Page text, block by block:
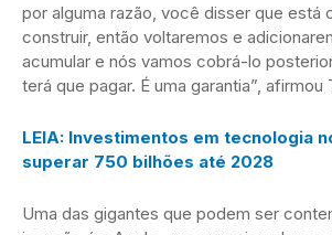
por alguma razão, você disser que está
construir, então voltaremos e
acumular e nós vamos cobrá-lo
terá que pagar. É uma garantia”, afirmou
LEIA: Investimentos em tecnologia
superar 750 bilhões até 2028
Uma das gigantes que podem ser